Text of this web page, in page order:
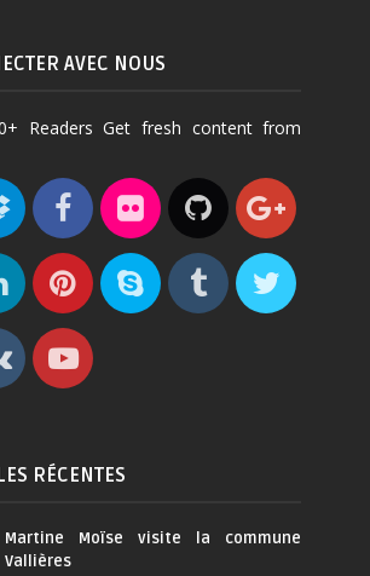
AVEC NOUS
Readers Get fresh content from
RÉCENTES
Martine Moïse visite la commune
Vallières